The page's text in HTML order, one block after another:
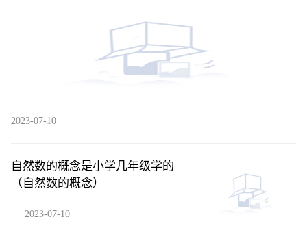
2023-07-10
自然数的概念是小学几年级学的
（自然数的概念）
2023-07-10